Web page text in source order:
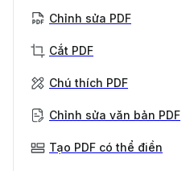
Chỉnh sửa PDF
Cắt PDF
Chú thích PDF
Chỉnh sửa văn bản PDF
Tạo PDF có thể điền